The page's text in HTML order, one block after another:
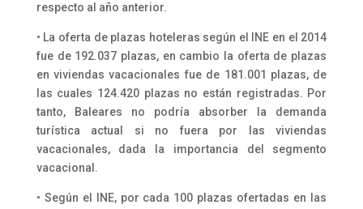
respecto al año anterior.
• La oferta de plazas hoteleras según el INE en el 2014
fue de 192.037 plazas, en cambio la oferta de plazas
en viviendas vacacionales fue de 181.001 plazas, de
las cuales 124.420 plazas no están registradas. Por
tanto, Baleares no podría absorber la demanda
turística actual si no fuera por las viviendas
vacacionales, dada la importancia del segmento
vacacional.
• Según el INE, por cada 100 plazas ofertadas en las